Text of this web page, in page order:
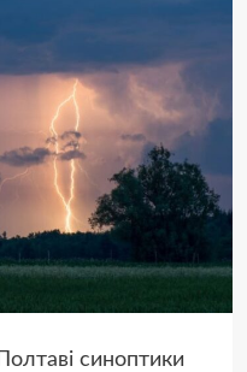
синоптики